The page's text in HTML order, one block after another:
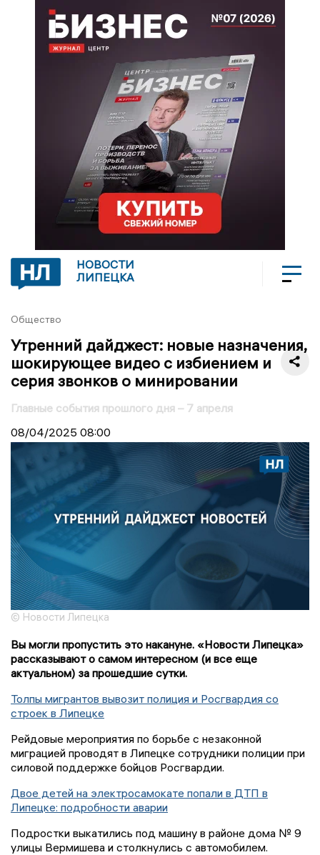
НОВОСТИ
ЛИПЕЦКА
Общество
Утренний дайджест: новые назначения,
шокирующее видео с избиением и
серия звонков о минировании
Главные события прошлого дня – 7 апреля
08/04/2025 08:00
© Новости Липецка
Вы могли пропустить это накануне. «Новости Липецка»
рассказывают о самом интересном (и все еще
актуальном) за прошедшие сутки.
Толпы мигрантов вывозит полиция и Росгвардия со
строек в Липецке
Рейдовые мероприятия по борьбе с незаконной
миграцией проводят в Липецке сотрудники полиции при
силовой поддержке бойцов Росгвардии.
Двое детей на электросамокате попали в ДТП в
Липецке: подробности аварии
Подростки выкатились под машину в районе дома № 9
улицы Вермишева и столкнулись с автомобилем.